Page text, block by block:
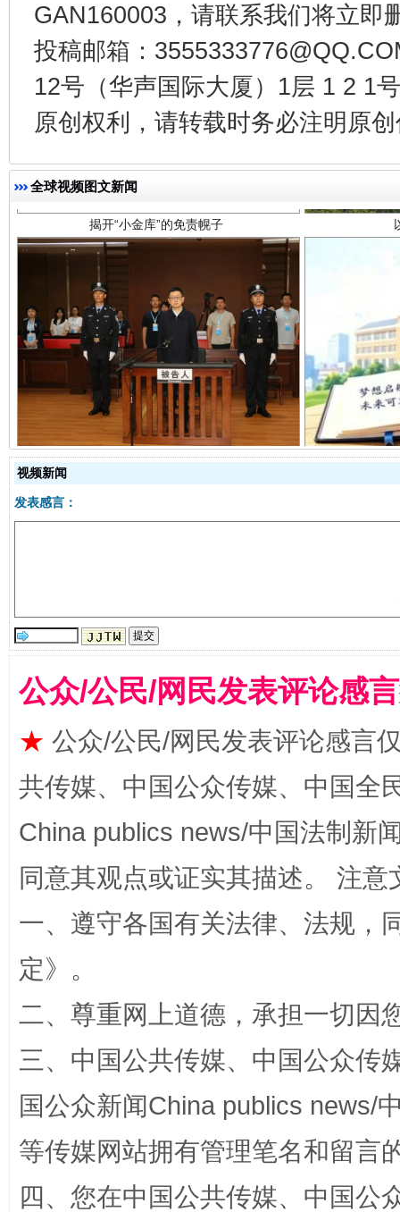
GAN160003，请联系我们将立即
投稿邮箱：
12号（华声国际大厦）1层 1 2 1
原创权利，请转载时务必注明原
全球视频图文新闻
揭开“小金库”的免责幌子
受贿1.44亿！段成刚被判无期 从幼
阿坝州三大球赛在茂县开幕 规模
国家大学科技园优化重塑工作
视频新闻
发表感言：
公众/公民/网民发表评论感
★ 公众/公民/网民发表评论感言
共传媒、中国公众传媒、中国全
China publics news/中国法制新
同意其观点或证实其描述。 注
一、遵守各国有关法律、法规，
定》。
二、尊重网上道德，承担一切因
三、中国公共传媒、中国公众传
国公众新闻China publics news/
等传媒网站拥有管理笔名和留言
四、您在中国公共传媒、中国公